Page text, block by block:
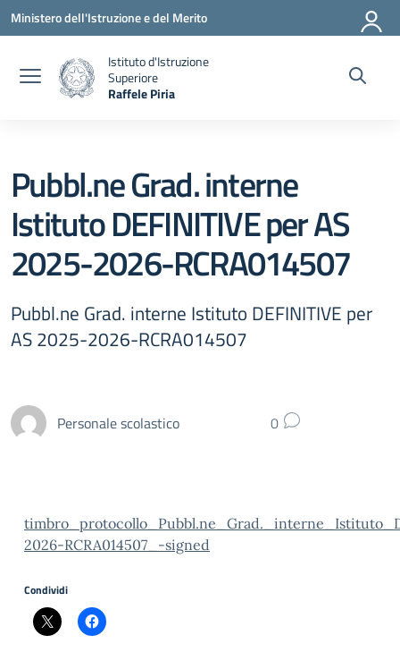
Vai ai contenuti
Vai al menu di navigazione
Vai al footer
Ministero dell'Istruzione e del Merito
Istituto d'Istruzione
Superiore
Raffele Piria
Pubbl.ne Grad. interne
Istituto DEFINITIVE per AS
2025-2026-RCRA014507
Pubbl.ne Grad. interne Istituto DEFINITIVE per
AS 2025-2026-RCRA014507
Personale scolastico 0
2026-RCRA014507_-signed
Condividi